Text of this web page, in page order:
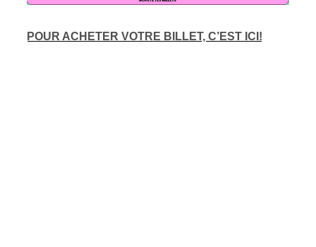
POUR ACHETER VOTRE BILLET, C’EST ICI!